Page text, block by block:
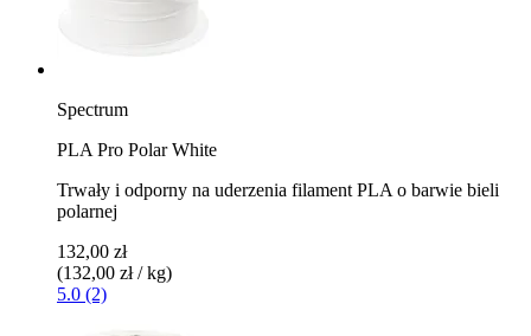
Spectrum
PLA Pro Polar White
Trwały i odporny na uderzenia filament PLA o barwie bieli
polarnej
132,00 zł
(132,00 zł / kg)
5.0 (2)